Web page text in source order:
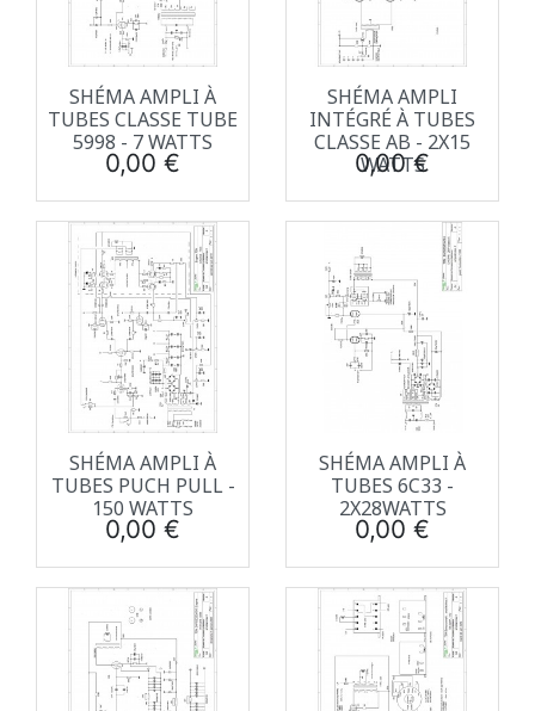
SHÉMA AMPLI À
TUBES CLASSE TUBE
5998 - 7 WATTS
Prix
0,00 €
SHÉMA AMPLI
INTÉGRÉ À TUBES
CLASSE AB - 2X15
WATTS
Prix
0,00 €
SHÉMA AMPLI À
TUBES PUCH PULL -
150 WATTS
Prix
0,00 €
SHÉMA AMPLI À
TUBES 6C33 -
2X28WATTS
Prix
0,00 €